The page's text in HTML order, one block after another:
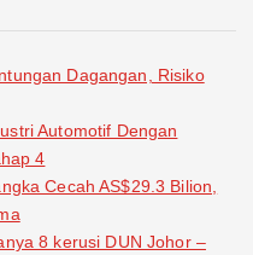
Dagangan, Risiko
Automotif Dengan
4
Cecah AS$29.3 Bilion,
8 kerusi DUN Johor –